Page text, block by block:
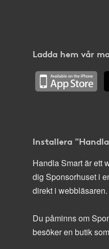
Ladda hem vår
Installera
Handla Smart är ett
dig Sponsorhuset i
direkt i webbläsaren.
Du påminns om
besöker en butik